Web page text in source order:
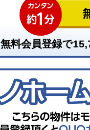
無料会員登録で